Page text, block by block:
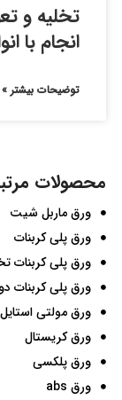
تخلیه و
انجام با
توضیحات بیشتر »
محصولات
ورق ماربل شیت
ورق پلی کربنات
ورق پلی کربنات
ورق پلی کربنات
ورق مولتی استایل
ورق کریستال
ورق پلکسی
ورق abs